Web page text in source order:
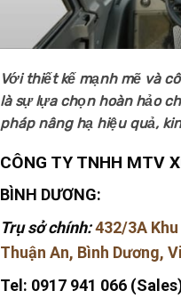
Với thiết kế mạnh mẽ và
là sự lựa chọn hoàn hảo
pháp nâng hạ hiệu quả,
CÔNG TY TNHH MTV
BÌNH DƯƠNG:
Trụ sở chính:432/3A
Thuận An, Bình Dương,
Tel: 0917 941 066